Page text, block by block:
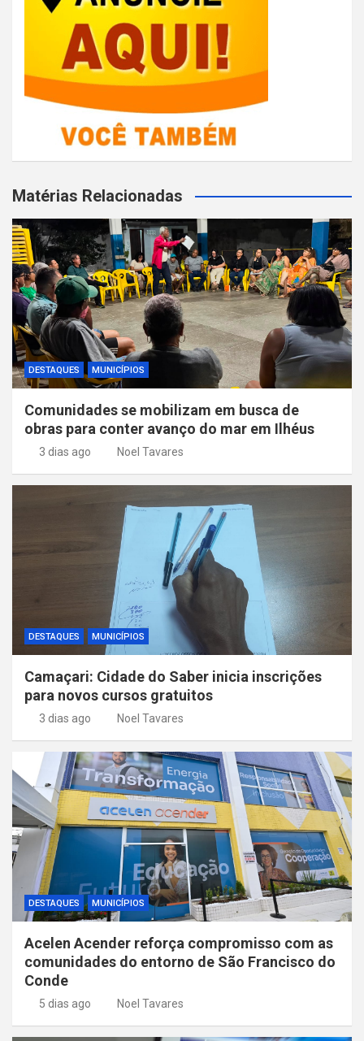
Matérias Relacionadas
DESTAQUES MUNICÍPIOS
Comunidades se mobilizam em busca de
obras para conter avanço do mar em Ilhéus
3 dias ago Noel Tavares
DESTAQUES MUNICÍPIOS
Camaçari: Cidade do Saber inicia inscrições
para novos cursos gratuitos
3 dias ago Noel Tavares
DESTAQUES MUNICÍPIOS
Acelen Acender reforça compromisso com as
comunidades do entorno de São Francisco do
Conde
5 dias ago Noel Tavares